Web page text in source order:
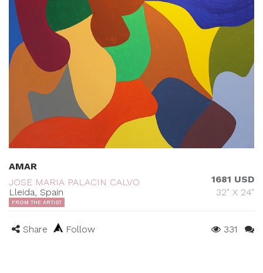
AMAR
JOSE MARIA PALACIN CALVO
Lleida, Spain
1681 USD
32" X 24"
FROM THE ARTIST
Share Follow 331